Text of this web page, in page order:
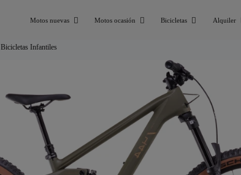
Motos nuevas Motos ocasión Bicicletas Alquiler
Bicicletas Infantiles